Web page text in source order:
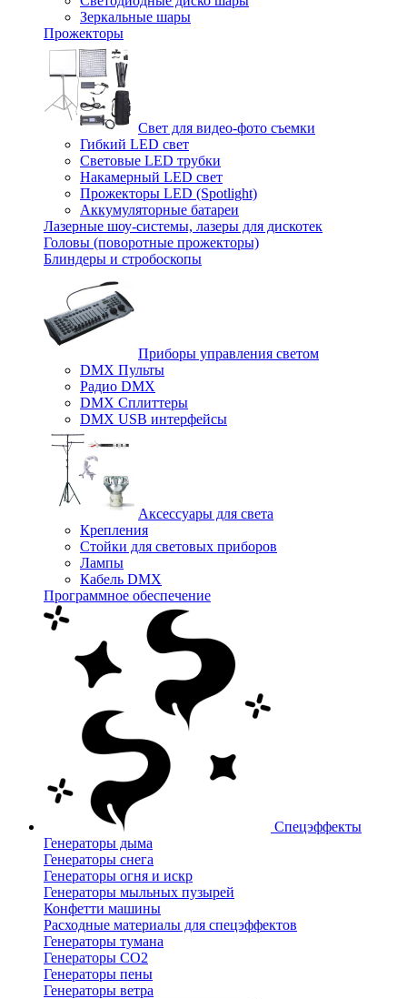
Зеркальные шары
Прожекторы
Свет для видео-фото съемки
Гибкий LED свет
Световые LED трубки
Накамерный LED свет
Прожекторы LED (Spotlight)
Аккумуляторные батареи
Лазерные шоу-системы, лазеры для дискотек
Головы (поворотные прожекторы)
Блиндеры и стробоскопы
Приборы управления светом
DMX Пульты
Радио DMX
DMX Сплиттеры
DMX USB интерфейсы
Аксессуары для света
Крепления
Стойки для световых приборов
Лампы
Кабель DMX
Программное обеспечение
Спецэффекты
Генераторы дыма
Генераторы снега
Генераторы огня и искр
Генераторы мыльных пузырей
Конфетти машины
Расходные материалы для спецэффектов
Генераторы тумана
Генераторы CO2
Генераторы пены
Генераторы ветра